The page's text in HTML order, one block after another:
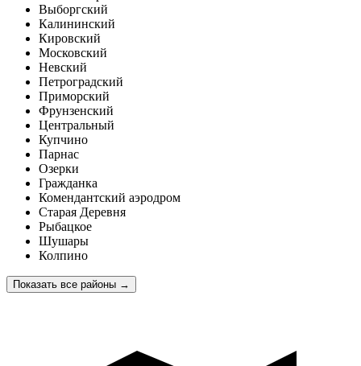
Выборгский
Калининский
Кировский
Московский
Невский
Петроградский
Приморский
Фрунзенский
Центральный
Купчино
Парнас
Озерки
Гражданка
Комендантский аэродром
Старая Деревня
Рыбацкое
Шушары
Колпино
Показать все районы →